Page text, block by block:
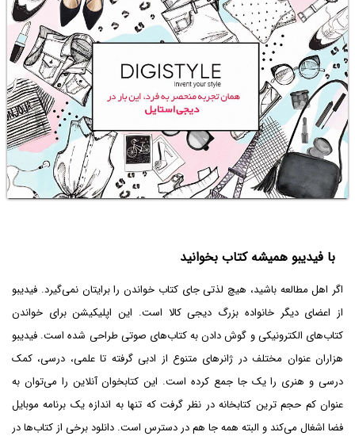
با فیدیبو همیشه کتاب بخوانید
اگر اهل مطالعه باشید، هیچ لذتی جای کتاب خواندن را برایتان نمی‌گیرد. فیدیبو
از اعضای دیگر خانواده بزرگ دیجی کالا است. این اپلیکیشن برای خواندن
کتاب‌های الکترونیکی و گوش دادن به کتاب‌های صوتی طراحی شده است. فیدیبو
هزاران عنوان مختلف در ژانرهای متنوع از ادبی گرفته تا علمی، درسی، کمک
درسی و هنری را یک جا جمع کرده است. این کتابخوان آنلاین را می‌توان به
عنوان کم حجم ترین کتابخانه در نظر گرفت که تنها به اندازه یک برنامه موبایل
فضا اشغال می‌کند و البته همه جا هم در دسترس است. دانلود برخی از کتاب‌ها در